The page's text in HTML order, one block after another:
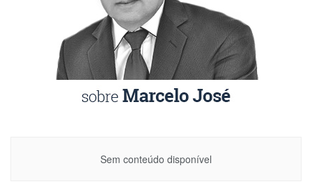
Sem conteúdo disponível